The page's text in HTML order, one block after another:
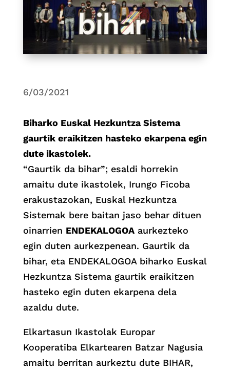
6/03/2021
Biharko Euskal Hezkuntza Sistema
gaurtik eraikitzen hasteko ekarpena egin
dute ikastolek.
“Gaurtik da bihar”; esaldi horrekin
amaitu dute ikastolek, Irungo Ficoba
erakustazokan, Euskal Hezkuntza
Sistemak bere baitan jaso behar dituen
oinarrien ENDEKALOGOAaurkezteko
egin duten aurkezpenean. Gaurtik da
bihar, eta ENDEKALOGOA biharko Euskal
Hezkuntza Sistema gaurtik eraikitzen
hasteko egin duten ekarpena dela
azaldu dute.
Elkartasun Ikastolak Europar
Kooperatiba Elkartearen Batzar Nagusia
amaitu berritan aurkeztu dute BIHAR,